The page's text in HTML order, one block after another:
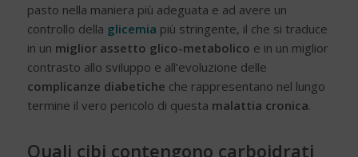
pasto nella maniera più adeguata e ad avere un
controllo della glicemia più stringente, il che si traduce
in un miglior assetto glico-metabolico e in un miglior
contrasto allo sviluppo e all’evoluzione delle
complicanze diabetiche che rappresentano nel lungo
termine il vero pericolo di questa malattia cronica.
Quali cibi contengono carboidrati